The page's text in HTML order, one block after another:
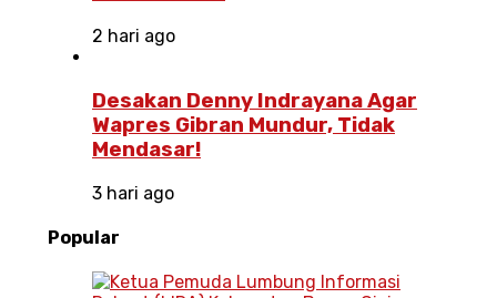
2 hari ago
Desakan Denny Indrayana Agar
Wapres Gibran Mundur, Tidak
Mendasar!
3 hari ago
Popular